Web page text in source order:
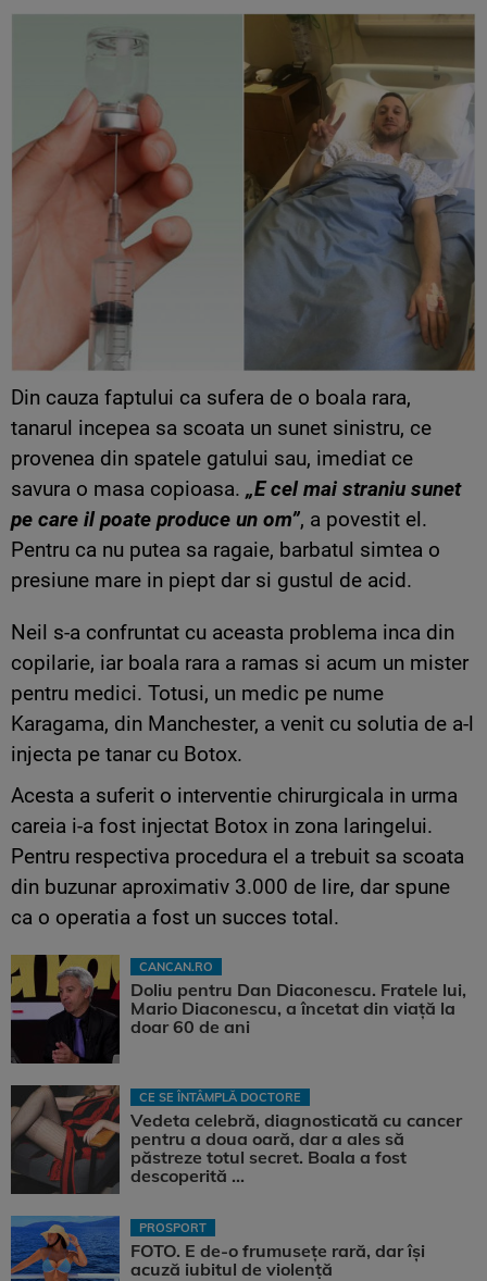
Din cauza faptului ca sufera de o boala rara,
tanarul incepea sa scoata un sunet sinistru, ce
provenea din spatele gatului sau, imediat ce
savura o masa copioasa. „E cel mai straniu sunet
pe care il poate produce un om”, a povestit el.
Pentru ca nu putea sa ragaie, barbatul simtea o
presiune mare in piept dar si gustul de acid.
Neil s-a confruntat cu aceasta problema inca din
copilarie, iar boala rara a ramas si acum un mister
pentru medici. Totusi, un medic pe nume
Karagama, din Manchester, a venit cu solutia de a-l
injecta pe tanar cu Botox.
Acesta a suferit o interventie chirurgicala in urma
careia i-a fost injectat Botox in zona laringelui.
Pentru respectiva procedura el a trebuit sa scoata
din buzunar aproximativ 3.000 de lire, dar spune
ca o operatia a fost un succes total.
CANCAN.RO
Doliu pentru Dan Diaconescu. Fratele lui,
Mario Diaconescu, a încetat din viață la
doar 60 de ani
CE SE ÎNTÂMPLĂ DOCTORE
Vedeta celebră, diagnosticată cu cancer
pentru a doua oară, dar a ales să
păstreze totul secret. Boala a fost
descoperită ...
PROSPORT
FOTO. E de-o frumusețe rară, dar își
acuză iubitul de violență